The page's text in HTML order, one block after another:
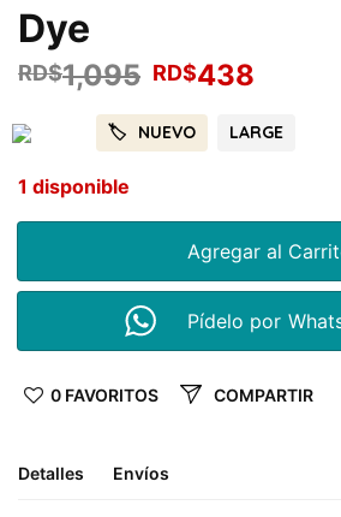
Dye
RD$1,095 RD$438
-60% NUEVO LARGE
1 disponible
Agregar al
Pídelo por
0 FAVORITOS COMPARTIR
Detalles Envíos